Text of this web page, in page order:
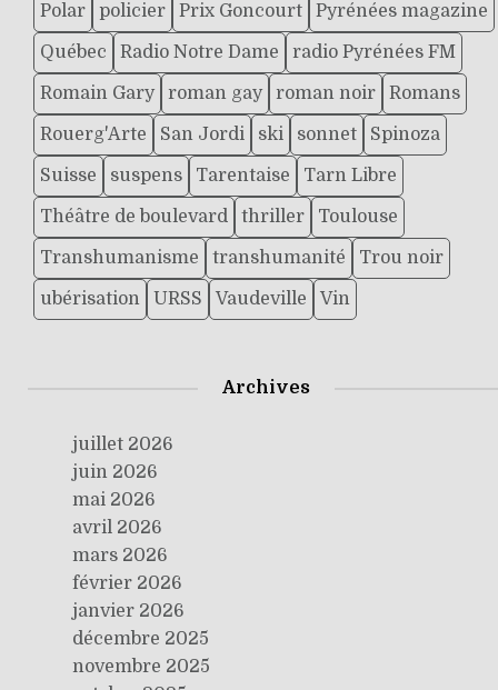
Polar policier Prix Goncourt Pyrénées magazine
Québec Radio Notre Dame radio Pyrénées FM
Romain Gary roman gay roman noir Romans
Rouerg'Arte San Jordi ski sonnet Spinoza
Suisse suspens Tarentaise Tarn Libre
Théâtre de boulevard thriller Toulouse
Transhumanisme transhumanité Trou noir
ubérisation URSS Vaudeville Vin
Archives
juillet 2026
juin 2026
mai 2026
avril 2026
mars 2026
février 2026
janvier 2026
décembre 2025
novembre 2025